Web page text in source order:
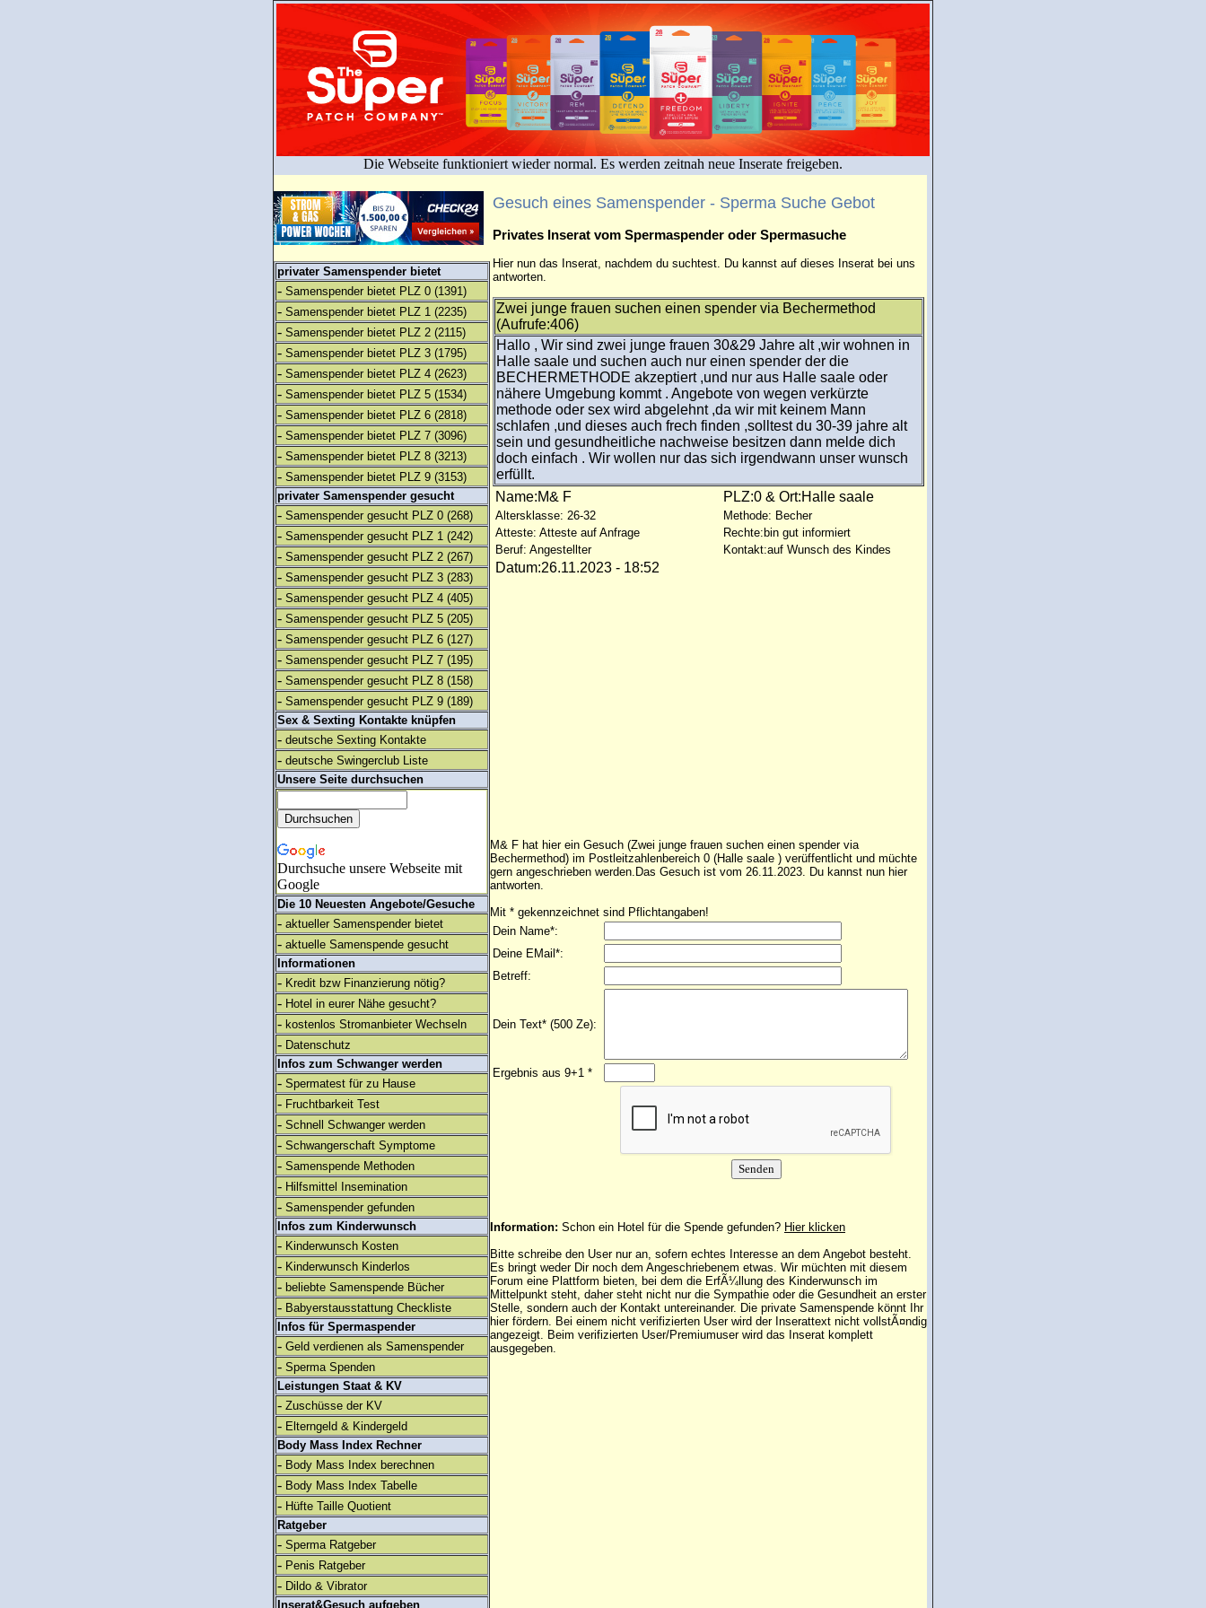
Die Webseite funktioniert wieder normal. Es werden zeitnah neue Inserate freigeben.
privater Samenspender bietet
- Samenspender bietet PLZ 0 (1391)
- Samenspender bietet PLZ 1 (2235)
- Samenspender bietet PLZ 2 (2115)
- Samenspender bietet PLZ 3 (1795)
- Samenspender bietet PLZ 4 (2623)
- Samenspender bietet PLZ 5 (1534)
- Samenspender bietet PLZ 6 (2818)
- Samenspender bietet PLZ 7 (3096)
- Samenspender bietet PLZ 8 (3213)
- Samenspender bietet PLZ 9 (3153)
privater Samenspender gesucht
- Samenspender gesucht PLZ 0 (268)
- Samenspender gesucht PLZ 1 (242)
- Samenspender gesucht PLZ 2 (267)
- Samenspender gesucht PLZ 3 (283)
- Samenspender gesucht PLZ 4 (405)
- Samenspender gesucht PLZ 5 (205)
- Samenspender gesucht PLZ 6 (127)
- Samenspender gesucht PLZ 7 (195)
- Samenspender gesucht PLZ 8 (158)
- Samenspender gesucht PLZ 9 (189)
Sex & Sexting Kontakte knüpfen
- deutsche Sexting Kontakte
- deutsche Swingerclub Liste
Unsere Seite durchsuchen
Durchsuche unsere Webseite mit
Google
Die 10 Neuesten Angebote/Gesuche
- aktueller Samenspender bietet
- aktuelle Samenspende gesucht
Informationen
- Kredit bzw Finanzierung nötig?
- Hotel in eurer Nähe gesucht?
- kostenlos Stromanbieter Wechseln
- Datenschutz
Infos zum Schwanger werden
- Spermatest für zu Hause
- Fruchtbarkeit Test
- Schnell Schwanger werden
- Schwangerschaft Symptome
- Samenspende Methoden
- Hilfsmittel Insemination
- Samenspender gefunden
Infos zum Kinderwunsch
- Kinderwunsch Kosten
- Kinderwunsch Kinderlos
- beliebte Samenspende Bücher
- Babyerstausstattung Checkliste
Infos für Spermaspender
- Geld verdienen als Samenspender
- Sperma Spenden
Leistungen Staat & KV
- Zuschüsse der KV
- Elterngeld & Kindergeld
Body Mass Index Rechner
- Body Mass Index berechnen
- Body Mass Index Tabelle
- Hüfte Taille Quotient
Ratgeber
- Sperma Ratgeber
- Penis Ratgeber
- Dildo & Vibrator
Inserat&Gesuch aufgeben
Gesuch eines Samenspender - Sperma Suche Gebot
Privates Inserat vom Spermaspender oder Spermasuche
Hier nun das Inserat, nachdem du suchtest. Du kannst auf dieses Inserat bei uns
antworten.
Zwei junge frauen suchen einen spender via Bechermethod
(Aufrufe:406)
Hallo , Wir sind zwei junge frauen 30&29 Jahre alt ,wir wohnen in
Halle saale und suchen auch nur einen spender der die
BECHERMETHODE akzeptiert ,und nur aus Halle saale oder
nähere Umgebung kommt . Angebote von wegen verkürzte
methode oder sex wird abgelehnt ,da wir mit keinem Mann
schlafen ,und dieses auch frech finden ,solltest du 30-39 jahre alt
sein und gesundheitliche nachweise besitzen dann melde dich
doch einfach . Wir wollen nur das sich irgendwann unser wunsch
erfüllt.
Name:M& F
PLZ:0 & Ort:Halle saale
Altersklasse: 26-32
Methode: Becher
Atteste: Atteste auf Anfrage
Rechte:bin gut informiert
Beruf: Angestellter
Kontakt:auf Wunsch des Kindes
Datum:26.11.2023 - 18:52
M& F hat hier ein Gesuch (Zwei junge frauen suchen einen spender via
Bechermethod) im Postleitzahlenbereich 0 (Halle saale ) verüffentlicht und müchte
gern angeschrieben werden.Das Gesuch ist vom 26.11.2023. Du kannst nun hier
antworten.
Mit * gekennzeichnet sind Pflichtangaben!
Dein Name*:
Deine EMail*:
Betreff:
Dein Text* (500 Ze):
Ergebnis aus 9+1 *
Information: Schon ein Hotel für die Spende gefunden? Hier klicken
Bitte schreibe den User nur an, sofern echtes Interesse an dem Angebot besteht.
Es bringt weder Dir noch dem Angeschriebenem etwas. Wir müchten mit diesem
Forum eine Plattform bieten, bei dem die ErfÃ¼llung des Kinderwunsch im
Mittelpunkt steht, daher steht nicht nur die Sympathie oder die Gesundheit an erster
Stelle, sondern auch der Kontakt untereinander. Die private Samenspende könnt Ihr
hier fördern. Bei einem nicht verifizierten User wird der Inserattext nicht vollstÃ¤ndig
angezeigt. Beim verifizierten User/Premiumuserwird das Inserat komplett
ausgegeben.